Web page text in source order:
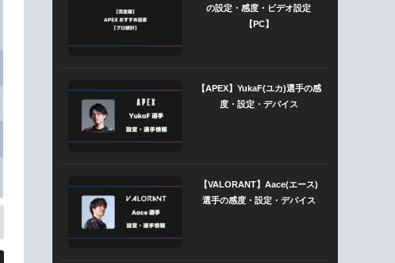
の設定・感度・ビデオ設定
【PC】
【APEX】YukaF(ユカ)選手の感
度・設定・デバイス
【VALORANT】Aace(エース)
選手の感度・設定・デバイス